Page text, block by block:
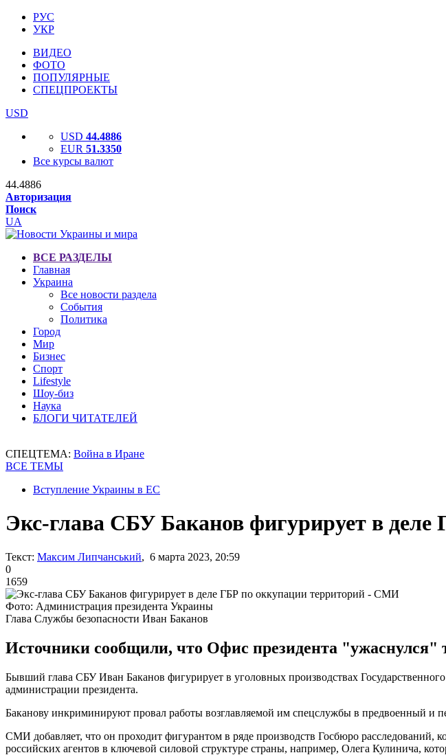
РУС
УКР
ВИДЕО
ФОТО
ПОПУЛЯРНЫЕ
СПЕЦПРОЕКТЫ
USD
USD 44.4886
EUR 51.3350
Все курсы валют
44.4886
Авторизация
Поиск
UA
ВСЕ РАЗДЕЛЫ
Главная
Украина
Все новости раздела
События
Политика
Город
Мир
Бизнес
Спорт
Lifestyle
Шоу-биз
Наука
БЛОГИ ЧИТАТЕЛЕЙ
СПЕЦТЕМА: Война в Иране
ВСЕ ТЕМЫ
Вступление Украины в ЕС
Экс-глава СБУ Баканов фигурирует в
Текст: Максим Липчанський, 6 марта 2023, 20:59
0
1659
Фото: Администрация президента Украины
Глава Службы безопасности Иван Баканов
Источники сообщили, что Офис президента "ужаснулся"
Бывший глава СБУ Иван Баканов фигурирует в уголовных производствах
администрации президента.
Баканову инкриминируют провал работы возглавляемой им спецслужбы в предвоенный и
СМИ добавляет, что он проходит фигурантом в ряде производств Госбюро расследований,
российских агентов в ключевой силовой структуре страны, например, Олега Кулинича,